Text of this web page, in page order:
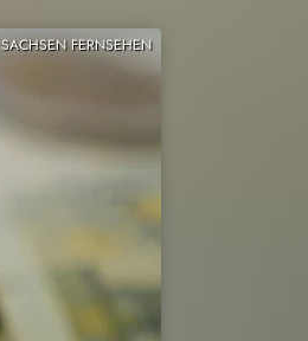
SACHSEN FERNSEHEN